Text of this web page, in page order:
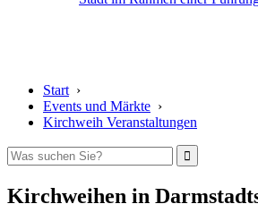
Start ›
Events und Märkte ›
Kirchweih Veranstaltungen
Kirchweihen in